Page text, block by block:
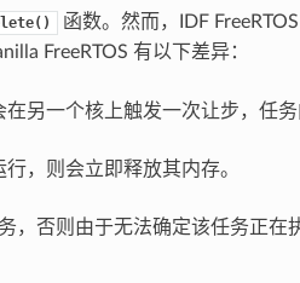
函数。然而，IDF
FreeRTOS 有以下差异：
另一个核上触发一次让步，任
，则会立即释放其内存。
，否则由于无法确定该任务正在